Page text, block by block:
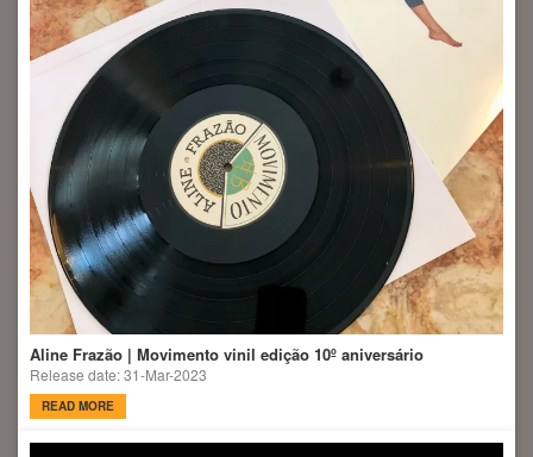
Aline Frazão | Movimento vinil edição 10º aniversário
Release date: 31-Mar-2023
READ MORE